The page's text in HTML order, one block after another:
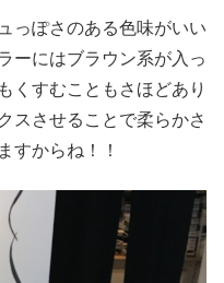
っぽさのある色味がいい
ーにはブラウン系が入っ
くすむこともさほどあり
スさせることで柔らかさ
すからね！！